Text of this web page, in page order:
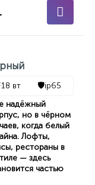
18 вт 🛡️ip65
надёжный
но в чёрном
когда белый
Лофты,
рестораны в
— здесь
частью